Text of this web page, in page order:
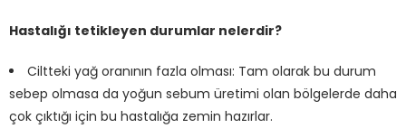
Hastalığı tetikleyen durumlar nelerdir?
Ciltteki yağ oranının fazla olması: Tam olarak bu durum
sebep olmasa da yoğun sebum üretimi olan bölgelerde daha
çok çıktığı için bu hastalığa zemin hazırlar.